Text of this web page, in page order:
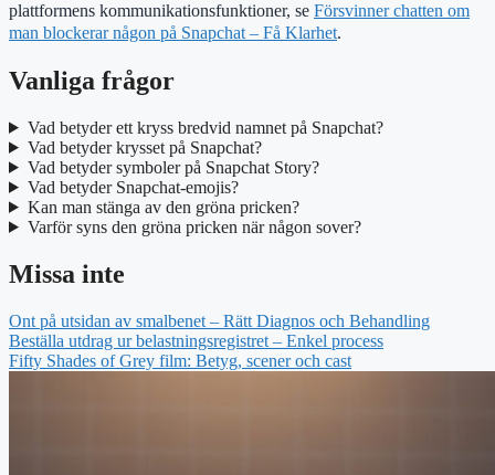
plattformens kommunikationsfunktioner, se Försvinner chatten om
man blockerar någon på Snapchat – Få Klarhet.
Vanliga frågor
Vad betyder ett kryss bredvid namnet på Snapchat?
Vad betyder krysset på Snapchat?
Vad betyder symboler på Snapchat Story?
Vad betyder Snapchat-emojis?
Kan man stänga av den gröna pricken?
Varför syns den gröna pricken när någon sover?
Missa inte
Ont på utsidan av smalbenet – Rätt Diagnos och Behandling
Beställa utdrag ur belastningsregistret – Enkel process
Fifty Shades of Grey film: Betyg, scener och cast